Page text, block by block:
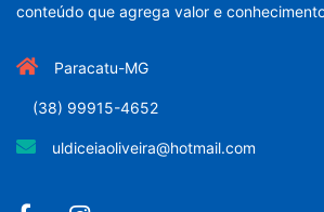
conteúdo que agrega valor e
Paracatu-MG
(38) 99915-4652
uldiceiaoliveira@hotmail.com